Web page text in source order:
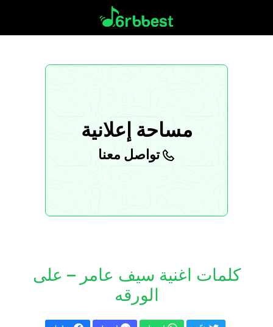
مساحة إعلانية
تواصل معنا
كلمات اغنية سيف عامر – على
الورقه